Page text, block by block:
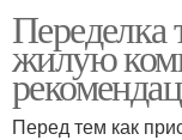
жилую
Перед тем как